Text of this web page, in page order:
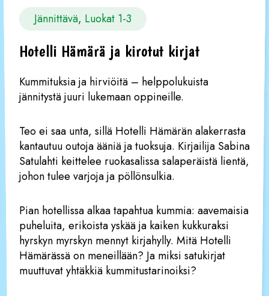
Jännittävä, Luokat 1-3
Hotelli Hämärä ja kirotut kirjat
Kummituksia ja hirviöitä – helppolukuista
jännitystä juuri lukemaan oppineille.
Teo ei saa unta, sillä Hotelli Hämärän alakerrasta
kantautuu outoja ääniä ja tuoksuja. Kirjailija Sabina
Satulahti keittelee ruokasalissa salaperäistä lientä,
johon tulee varjoja ja pöllönsulkia.
Pian hotellissa alkaa tapahtua kummia: aavemaisia
puheluita, erikoista yskää ja kaiken kukkuraksi
hyrskyn myrskyn mennyt kirjahylly. Mitä Hotelli
Hämärässä on meneillään? Ja miksi satukirjat
muuttuvat yhtäkkiä kummitustarinoiksi?